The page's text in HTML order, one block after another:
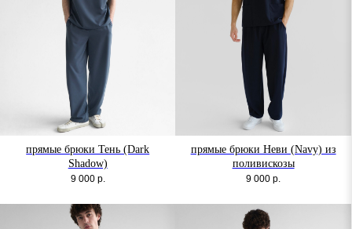
прямые брюки Тень (Dark
Shadow)
9 000 р.
прямые брюки Неви (Navy) из
поливискозы
9 000 р.